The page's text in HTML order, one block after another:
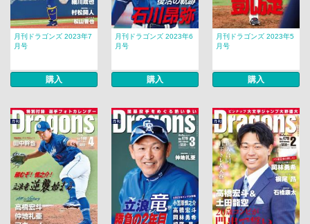
月刊ドラゴンズ 2023年7
月号
購入
月刊ドラゴンズ 2023年6
月号
購入
月刊ドラゴンズ 2023年5
月号
購入